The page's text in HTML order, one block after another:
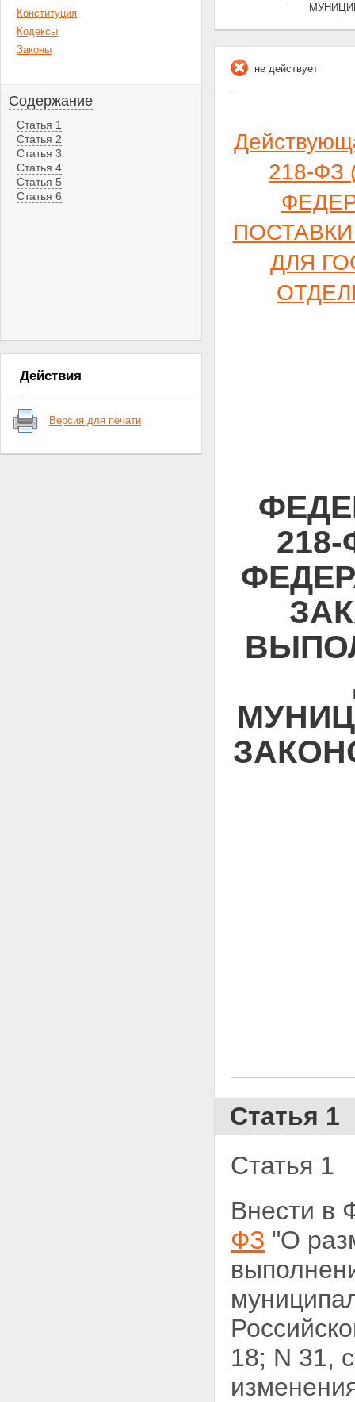
Конституция
Кодексы
Законы
Содержание
Статья 1
Статья 2
Статья 3
Статья 4
Статья 5
Статья 6
Действия
Версия для печати
не действует
218-ФЗ
ДЛЯ
Статья 1
Статья 1
Внести в
ФЗ "О
18; N 31,